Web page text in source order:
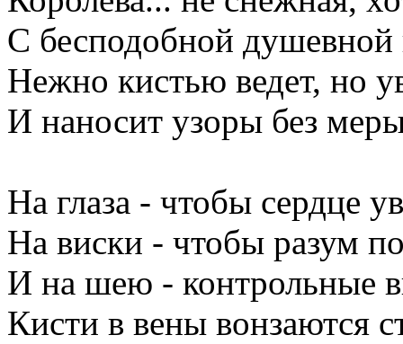
С бесподобной
Нежно кистью ведет, но
И наносит узоры без
На глаза - чтобы сердце
На виски - чтобы разум
И на шею - контрольные
Кисти в вены вонзаются